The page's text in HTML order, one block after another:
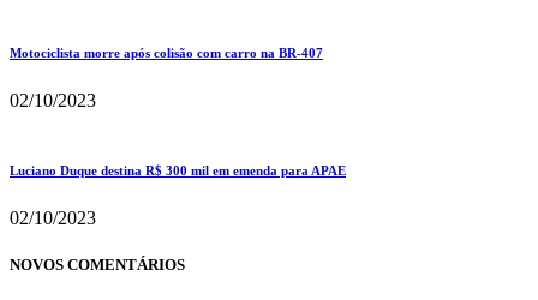
Motociclista morre após colisão com carro na BR-407
02/10/2023
Luciano Duque destina R$ 300 mil em emenda para APAE
02/10/2023
NOVOS COMENTÁRIOS